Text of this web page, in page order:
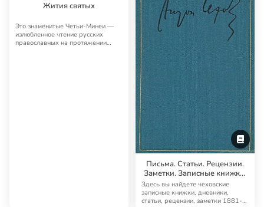
Жития святых
Это знаменитые Четьи-Минеи —
излюбленное чтение русских
православных на протяжении
Письма. Статьи. Рецензии.
Заметки. Записные книжки.
Дневники
Здесь вы найдете чеховские
записные книжки, дневники,
статьи, рецензии, заметки 1881-